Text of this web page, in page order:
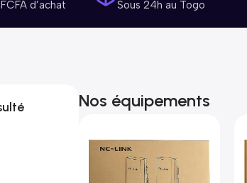
d’achat Sous 24h au Togo
Nos équipements